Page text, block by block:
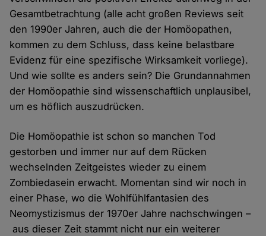
Gesamtbetrachtung (alle acht großen Reviews seit
den 1990er Jahren, auch die der Homöopathen,
kommen zu dem Schluss, dass keine belastbare
Evidenz für eine spezifische Wirksamkeit vorliege).
Und wie sollte es anders sein? Die Grundannahmen
der Homöopathie sind wissenschaftlich unplausibel,
um es höflich auszudrücken.
Die Homöopathie ist schon so manchen Tod
gestorben und immer nur auf dem Rücken
wechselnden Zeitgeistes wieder zu einem
Zombiedasein erwacht. Momentan sind wir noch in
einer Phase, wo die Wohlfühlfantasien des
Neomystizismus der 1970er Jahre nachschwingen –
aus dieser Zeit stammt nicht nur ein weiterer